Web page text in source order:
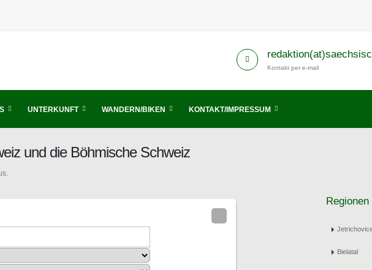
Kontakt per e-mail
UNTERKUNFT WANDERN/BIKEN KONTAKT/IMPRESSUM
und die Böhmische Schweiz
Regionen
Bielatal